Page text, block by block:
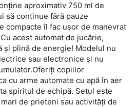
aproximativ 750 ml de
să continue fără pauze
compacte îl fac ușor de manevrat
acest automat de jucărie,
și plină de energie! Modelul nu
sau electronice și nu
copiilor
cu arme automate cu apă în aer
spiritul de echipă. Setul este
de prieteni sau activități de